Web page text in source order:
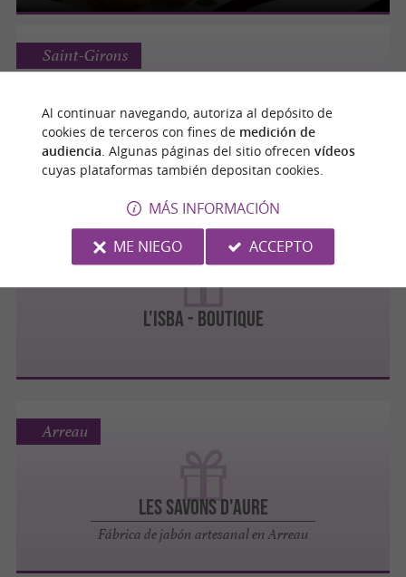
Grimoire et Chandelles
Saint-Girons
L'ISBA - Boutique
Les Savons d'Aure
Fábrica de jabón artesanal en Arreau
Arreau
Al continuar navegando, autoriza al depósito de
cookies de terceros con fines de medición de
audiencia. Algunas páginas del sitio ofrecen vídeos
cuyas plataformas también depositan cookies.
MÁS INFORMACIÓN
ME NIEGO
ACCEPTO